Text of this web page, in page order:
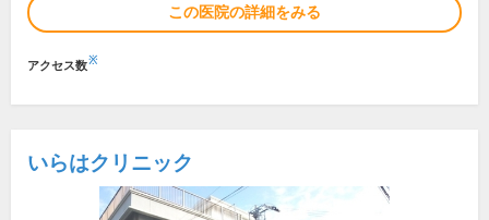
この医院の詳細をみる
アクセス数※
いらはクリニック